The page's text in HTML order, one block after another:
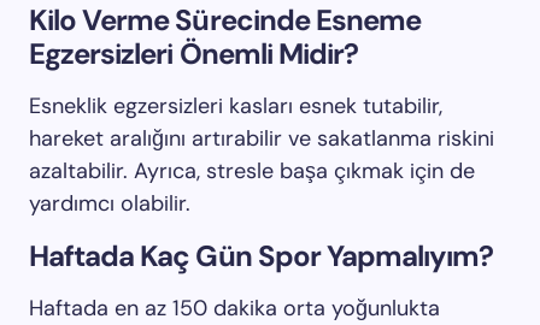
Kilo Verme Sürecinde Esneme
Egzersizleri Önemli Midir?
Esneklik egzersizleri kasları esnek tutabilir,
hareket aralığını artırabilir ve sakatlanma riskini
azaltabilir. Ayrıca, stresle başa çıkmak için de
yardımcı olabilir.
Haftada Kaç Gün Spor Yapmalıyım?
Haftada en az 150 dakika orta yoğunlukta